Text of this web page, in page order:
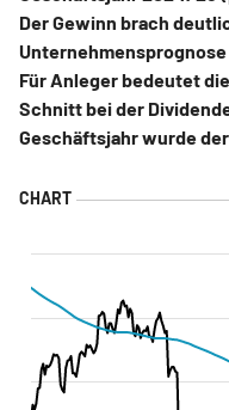
Der Gewinn brach
Für Anleger bedeutet
Schnitt bei der
Geschäftsjahr wurde